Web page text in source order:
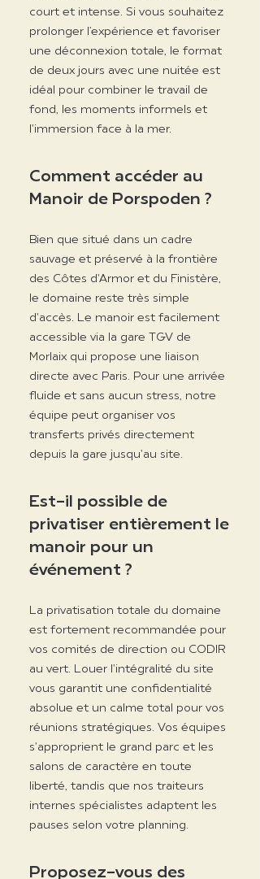
court et intense. Si vous souhaitez
prolonger l’expérience et favoriser
une déconnexion totale, le format
de deux jours avec une nuitée est
idéal pour combiner le travail de
fond, les moments informels et
l'immersion face à la mer.
Comment accéder au
Manoir de Porspoden ?
Bien que situé dans un cadre
sauvage et préservé à la frontière
des Côtes d'Armor et du Finistère,
le domaine reste très simple
d'accès. Le manoir est facilement
accessible via la gare TGV de
Morlaix qui propose une liaison
directe avec Paris. Pour une arrivée
fluide et sans aucun stress, notre
équipe peut organiser vos
transferts privés directement
depuis la gare jusqu'au site.
Est-il possible de
privatiser entièrement le
manoir pour un
événement ?
La privatisation totale du domaine
est fortement recommandée pour
vos comités de direction ou CODIR
au vert. Louer l'intégralité du site
vous garantit une confidentialité
absolue et un calme total pour vos
réunions stratégiques. Vos équipes
s'approprient le grand parc et les
salons de caractère en toute
liberté, tandis que nos traiteurs
internes spécialistes adaptent les
pauses selon votre planning.
Proposez-vous des